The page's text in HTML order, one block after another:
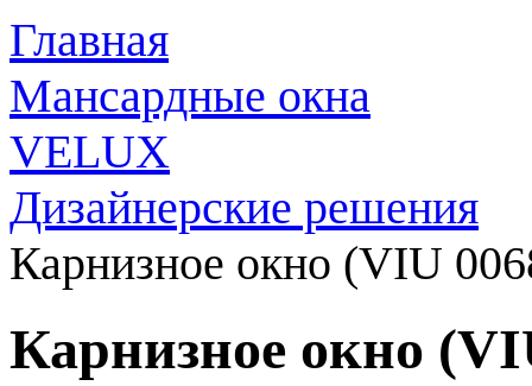
Главная
Мансардные окна
VELUX
Дизайнерские решения
Карнизное окно (VIU
Карнизное окно